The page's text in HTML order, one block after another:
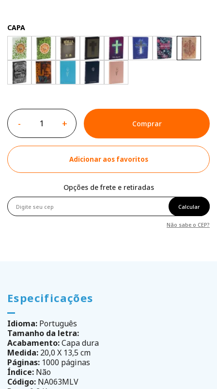
CAPA
- + Comprar
Adicionar aos favoritos
Opções de frete e retiradas
Calcular
Não sabe o CEP?
Especificações
Idioma: Português
Tamanho da letra:
Acabamento:Capa dura
Medida: 20,0 X 13,5 cm
Páginas: 1000 páginas
Índice: Não
Código: NA063MLV